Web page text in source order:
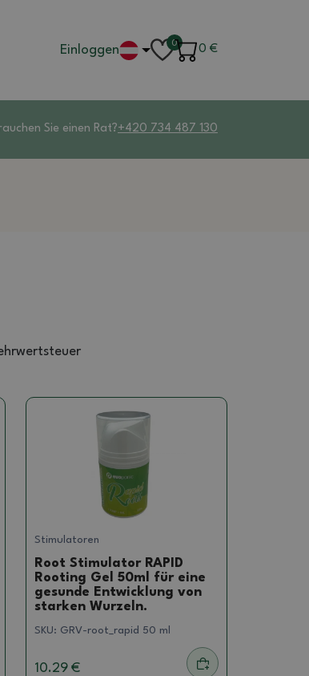
Einloggen 0
0 €
Sie einen Rat?+420 734 487 130
Stimulatoren
Root Stimulator RAPID
Rooting Gel 50ml für eine
gesunde Entwicklung von
starken Wurzeln.
SKU: GRV-root_rapid 50 ml
10.29 €